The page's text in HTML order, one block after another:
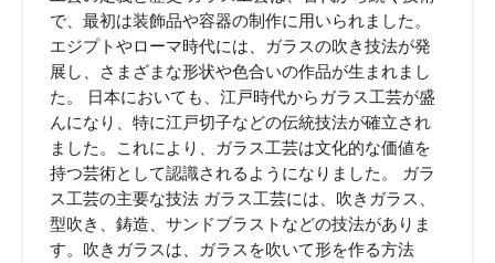
で、最初は装飾品や容器の制作に用いられました。
エジプトやローマ時代には、ガラスの吹き技法が発
展し、さまざまな形状や色合いの作品が生まれまし
た。 日本においても、江戸時代からガラス工芸が盛
んになり、特に江戸切子などの伝統技法が確立され
ました。これにより、ガラス工芸は文化的な価値を
持つ芸術として認識されるようになりました。 ガラ
ス工芸の主要な技法 ガラス工芸には、吹きガラス、
型吹き、鋳造、サンドブラストなどの技法がありま
す。吹きガラスは、ガラスを吹いて形を作る方法